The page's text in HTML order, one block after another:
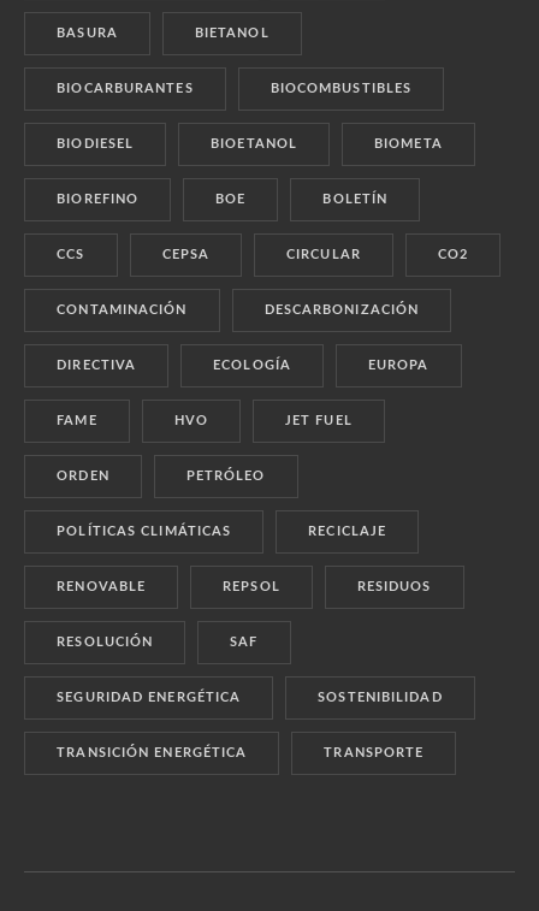
BASURA BIETANOL
BIOCARBURANTES BIOCOMBUSTIBLES
BIODIESEL BIOETANOL BIOMETA
BIOREFINO BOE BOLETÍN
CCS CEPSA CIRCULAR CO2
CONTAMINACIÓN DESCARBONIZACIÓN
DIRECTIVA ECOLOGÍA EUROPA
FAME HVO JET FUEL
ORDEN PETRÓLEO
POLÍTICAS CLIMÁTICAS RECICLAJE
RENOVABLE REPSOL RESIDUOS
RESOLUCIÓN SAF
SEGURIDAD ENERGÉTICA SOSTENIBILIDAD
TRANSICIÓN ENERGÉTICA TRANSPORTE